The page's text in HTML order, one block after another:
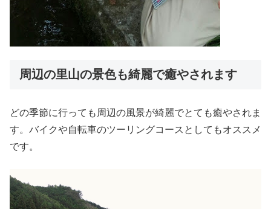
周辺の里山の景色も綺麗で癒やされます
どの季節に行っても周辺の風景が綺麗でとても癒やされま
す。バイクや自転車のツーリングコースとしてもオススメ
です。